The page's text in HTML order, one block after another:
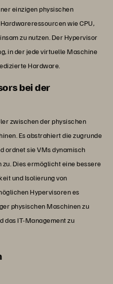
einzigen physischen
wie CPU,
zu nutzen. Der Hypervisor
in der jede virtuelle Maschine
Hardware.
bei der
zwischen der physischen
Es abstrahiert die zugrunde
ordnet sie VMs dynamisch
Dies ermöglicht eine bessere
und Isolierung von
Hypervisoren es
physischen Maschinen zu
das IT-Management zu